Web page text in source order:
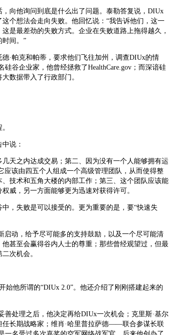
向他询问到底是什么出了问题。泰勒答复说，DIUx
个想法会走向失败。他回忆说：“我告诉他们，这一
是最差劲的失败方式。企业在失败道路上拖得越久，
时间。”
·帕克和帕蒂，要求他们飞往加州，调查DIUx的情
谷企业家，他曾经拯救了HealthCare.gov；而深谙硅
数据带入了行政部门。
说：
天之内达成交易；第二、因为没有一个人能够拥有运
该由四五个人组成一个高级管理团队，从而使得整
技术和五角大楼的内部工作；第三、这个团队应该能
威，另一方面能够更为迅速对获得许可。
，失败是可以接受的。更为重要的是，要“快速失
动，给予尽可能多的支持鼓励，以及一个尽可能清
甚至会赢得谷内人士的尊重；那些曾经观望过，但最
次机会。
始他所谓的“DIUx 2.0”。他还介绍了刚刚搭建起来的
处理之后，他决定再给DIUx一次机会；克里斯·基尔
长期战略家；维肖·哈里普拉萨德——联合参谋长联